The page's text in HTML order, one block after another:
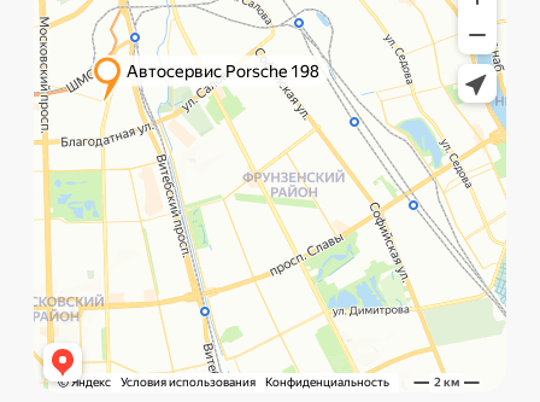
Главная ПозвонитьWhat`s app Контакты Услуги
Политика обработки данных
©️ Porsche 198. Все права защищены 2025
Разработка и маркетинг: Global Code
Санкт-Петербург,
Рощинская улица, 32Е
ПН-ПТ
с 10:00 до 21:00